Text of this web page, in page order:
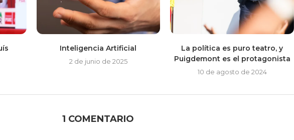
Inteligencia Artificial
2 de junio de 2025
La política es puro teatro, y
Puigdemont es el protagonista
10 de agosto de 2024
1 COMENTARIO